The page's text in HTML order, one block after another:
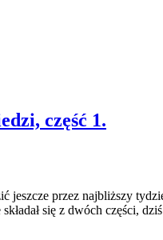
część 1.
jeszcze przez najbliższy
się z dwóch części,